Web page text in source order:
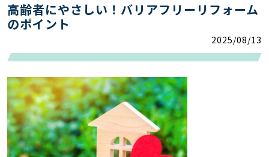
高齢者にやさしい！バリアフリーリフォーム
のポイント
2025/08/13